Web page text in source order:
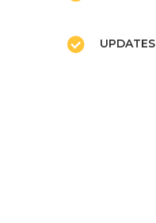
UPDATES